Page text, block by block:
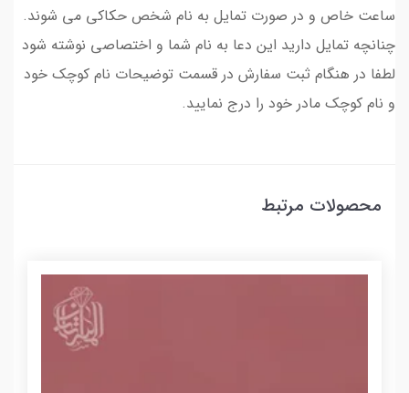
ساعت خاص و در صورت تمایل به نام شخص حکاکی می شوند.
چنانچه تمایل دارید این دعا به نام شما و اختصاصی نوشته شود
لطفا در هنگام ثبت سفارش در قسمت توضیحات نام کوچک خود
و نام کوچک مادر خود را درج نمایید.
محصولات مرتبط